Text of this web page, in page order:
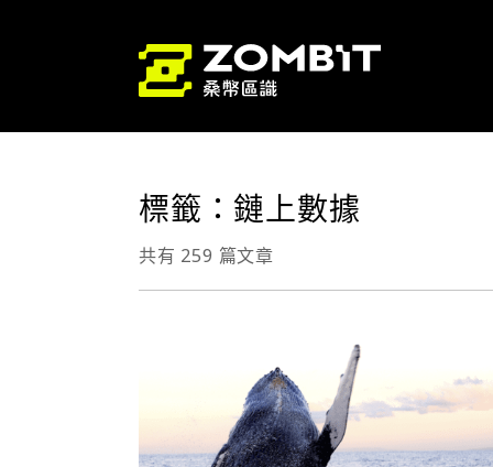
標籤：鏈上數據
共有 259 篇文章